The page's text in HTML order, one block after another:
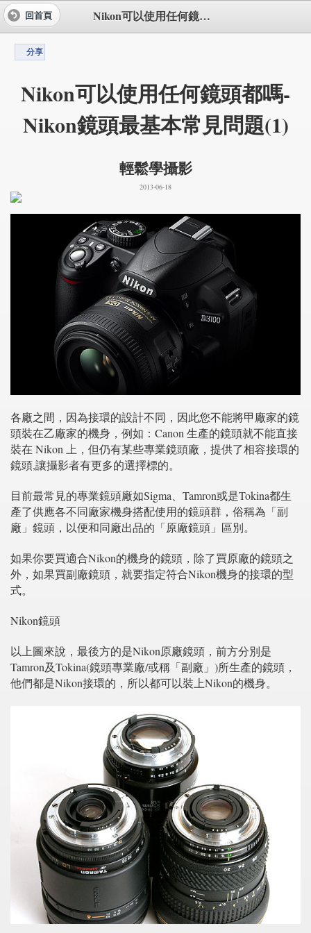
Nikon可以使用任何鏡頭都嗎-Nikon鏡頭最基本常見問題(1)
回首頁
分享
Nikon可以使用任何鏡頭都嗎-
Nikon鏡頭最基本常見問題(1)
輕鬆學攝影
2013-06-18
各廠之間，因為接環的設計不同，因此您不能將甲廠家的鏡
頭裝在乙廠家的機身，例如：Canon 生產的鏡頭就不能直接
裝在 Nikon 上，但仍有某些專業鏡頭廠，提供了相容接環的
鏡頭,讓攝影者有更多的選擇標的。
目前最常見的專業鏡頭廠如Sigma、Tamron或是Tokina都生
產了供應各不同廠家機身搭配使用的鏡頭群，俗稱為「副
廠」鏡頭，以便和同廠出品的「原廠鏡頭」區別。
如果你要買適合Nikon的機身的鏡頭，除了買原廠的鏡頭之
外，如果買副廠鏡頭，就要指定符合Nikon機身的接環的型
式。
Nikon鏡頭
以上圖來說，最後方的是Nikon原廠鏡頭，前方分別是
Tamron及Tokina(鏡頭專業廠/或稱「副廠」)所生產的鏡頭，
他們都是Nikon接環的，所以都可以裝上Nikon的機身。